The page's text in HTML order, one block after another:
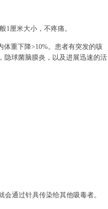
厘米大小，不疼痛。
重下降>10%。患者有突发的咳
隐球菌脑膜炎，以及进展迅速的活
通过针具传染给其他吸毒者。